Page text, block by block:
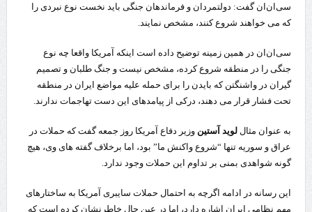
سی‌ان‌ان گفت: دولتمردان و فرماندهان جنگی باید نخست نوع نبردی را
که می خواهند شروع کنند، مشخص نمایند.
سی‌ان‌ان در همین زمینه توضیح داده است اینکه آمریکا واقعا چه نوع
جنگی را در منطقه شروع کرده، مشخص نیست و جنگ طلبان و تصمیم
گیران در واشنگتن که بایدن را برای حمله علیه مواضع ایران در منطقه
تحت فشار قرار می دهند، درکی از پیامدهای این دست تهاجمات ندارند.
به عنوان مثال لوید آستین وزیر دفاع آمریکا روز جمعه گفت که حملات در
عراق و سوریه تنها “شروع واکنش ما” بود، اما برخلاف گفته های وی، هیچ
گونه شواهدی بمنی بر تداوم این حملات وجود ندارد.
این رسانه در ادامه اگرچه به احتمال حملات سایبری آمریکا به ساختارهای
مهم نظامی ایران اشاره دارد، اما در عین حال خاطرنشان کرده است که